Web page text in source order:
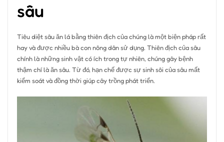
sâu
Tiêu diệt sâu ăn lá bằng thiên địch của chúng là một biện pháp rất
hay và được nhiều bà con nông dân sử dụng. Thiên địch của sâu
chính là những sinh vật có ích trong tự nhiên, chúng gây bệnh
thậm chí là ăn sâu. Từ đó, hạn chế được sự sinh sôi của sâu mất
kiểm soát và đồng thời giúp cây trồng phát triển.